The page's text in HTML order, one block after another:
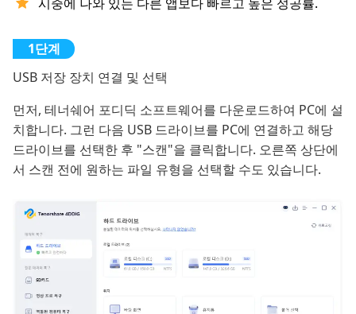
USB 저장 장치 연결 및 선택
먼저, 테너쉐어 포디딕 소프트웨어를 다운로드하여 PC에 설
치합니다. 그런 다음 USB 드라이브를 PC에 연결하고 해당
드라이브를 선택한 후 "스캔"을 클릭합니다. 오른쪽 상단에
서 스캔 전에 원하는 파일 유형을 선택할 수도 있습니다.